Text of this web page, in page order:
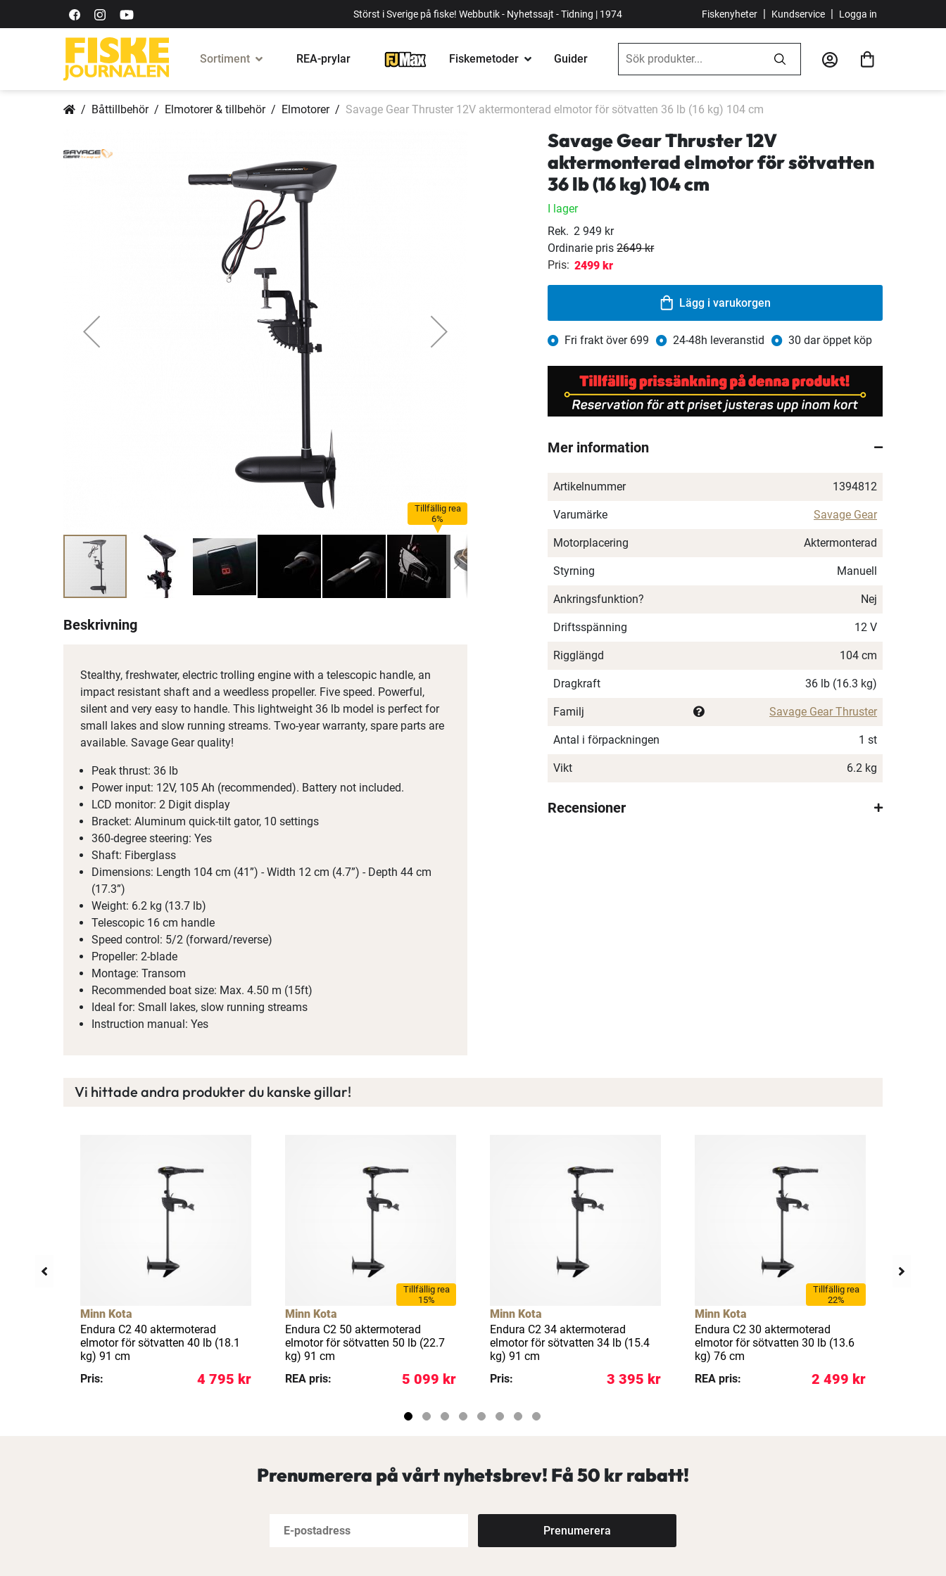
Störst i Sverige på fiske! Webbutik - Nyhetssajt - Tidning | 1974 Fiskenyheter | Kundservice | Logga in
Sortiment REA-prylar Fiskemetoder Guider
Båttillbehör Elmotorer & tillbehör Elmotorer Savage Gear Thruster 12V aktermonterad elmotor för sötvatten 36 lb (16 kg) 104 cm
Tillfällig rea
6%
Beskrivning
Stealthy, freshwater, electric trolling engine with a telescopic handle, an
impact resistant shaft and a weedless propeller. Five speed. Powerful,
silent and very easy to handle. This lightweight 36 lb model is perfect for
small lakes and slow running streams. Two-year warranty, spare parts are
available. Savage Gear quality!
Peak thrust: 36 lb
Power input: 12V, 105 Ah (recommended). Battery not included.
LCD monitor: 2 Digit display
Bracket: Aluminum quick-tilt gator, 10 settings
360-degree steering: Yes
Shaft: Fiberglass
Dimensions: Length 104 cm (41”) - Width 12 cm (4.7”) - Depth 44 cm
(17.3”)
Weight: 6.2 kg (13.7 lb)
Telescopic 16 cm handle
Speed control: 5/2 (forward/reverse)
Propeller: 2-blade
Montage: Transom
Recommended boat size: Max. 4.50 m (15ft)
Ideal for: Small lakes, slow running streams
Instruction manual: Yes
Savage Gear Thruster 12V
aktermonterad elmotor för sötvatten
36 lb (16 kg) 104 cm
I lager
Rek. 2 949 kr
Ordinarie pris 2649 kr
Pris: 2499 kr
Lägg i varukorgen
Fri frakt över 699 24-48h leveranstid 30 dar öppet köp
Mer information
Artikelnummer 1394812
Varumärke Savage Gear
Motorplacering Aktermonterad
Styrning Manuell
Ankringsfunktion? Nej
Driftsspänning 12 V
Rigglängd 104 cm
Dragkraft 36 lb (16.3 kg)
Familj Savage Gear Thruster
Antal i förpackningen 1 st
Vikt 6.2 kg
Recensioner
Vi hittade andra produkter du kanske gillar!
Minn Kota
Endura C2 40 aktermoterad
elmotor för sötvatten 40 lb (18.1
kg) 91 cm
Pris:
4 795 kr
Tillfällig rea
15%
Minn Kota
Endura C2 50 aktermoterad
elmotor för sötvatten 50 lb (22.7
kg) 91 cm
REA pris:
5 099 kr
Minn Kota
Endura C2 34 aktermoterad
elmotor för sötvatten 34 lb (15.4
kg) 91 cm
Pris:
3 395 kr
Tillfällig rea
22%
Minn Kota
Endura C2 30 aktermoterad
elmotor för sötvatten 30 lb (13.6
kg) 76 cm
REA pris:
2 499 kr
Prenumerera på vårt nyhetsbrev! Få50 kr rabatt!
Prenumerera